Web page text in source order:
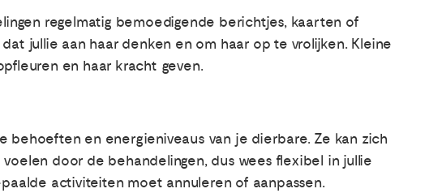
regelmatig bemoedigende berichtjes, kaarten of
jullie aan haar denken en om haar op te vrolijken. Kleine
en haar kracht geven.
behoeften en energieniveaus van je dierbare. Ze kan zich
door de behandelingen, dus wees flexibel in jullie
activiteiten moet annuleren of aanpassen.